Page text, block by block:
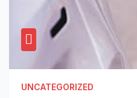
UNCATEGORIZED